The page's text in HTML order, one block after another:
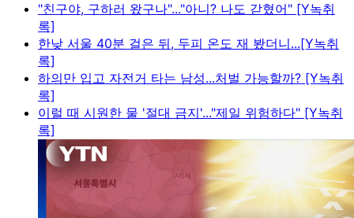
"친구야, 구하러 왔구나"..."아니? 나도 갇혔어" [Y녹취
록]
한낮 서울 40분 걸은 뒤, 두피 온도 재 봤더니...[Y녹취
록]
하의만 입고 자전거 타는 남성...처벌 가능할까? [Y녹취
록]
이럴 때 시원한 물 '절대 금지'..."제일 위험하다" [Y녹취
록]